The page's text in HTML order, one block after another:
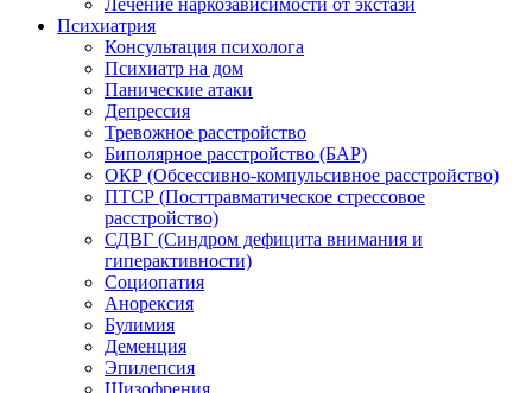
Лечение наркозависимости от экстази
Психиатрия
Консультация психолога
Психиатр на дом
Панические атаки
Депрессия
Тревожное расстройство
Биполярное расстройство (БАР)
ОКР (Обсессивно-компульсивное расстройство)
ПТСР (Посттравматическое стрессовое
расстройство)
СДВГ (Синдром дефицита внимания и
гиперактивности)
Социопатия
Анорексия
Булимия
Деменция
Эпилепсия
Шизофрения